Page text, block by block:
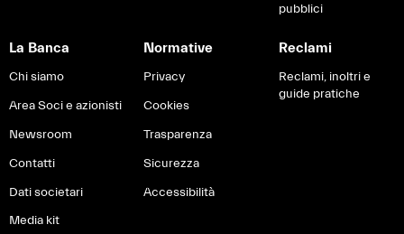
La Banca
Chi siamo
Area Soci e azionisti
Newsroom
Contatti
Dati societari
Media kit
Normative
Privacy
Cookies
Trasparenza
Sicurezza
Accessibilità
Reclami
Reclami, inoltri e
guide pratiche
pubblici